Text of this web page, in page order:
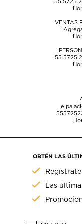
VENTAS
OBTÉN LAS
Las